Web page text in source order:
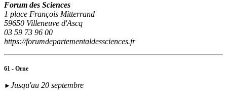
Forum des Sciences
1 place François Mitterrand
59650 Villeneuve d'Ascq
03 59 73 96 00
https://forumdepartementaldessciences.fr
61 - Orne
► Jusqu'au 20 septembre